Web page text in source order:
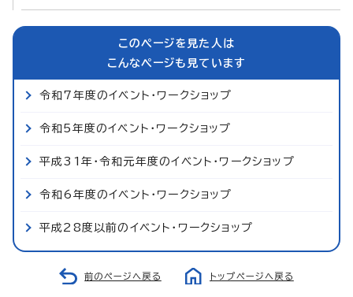
このページを見た人は
こんなページも見ています
令和7年度のイベント・ワークショップ
令和5年度のイベント・ワークショップ
平成31年・令和元年度のイベント・ワークショップ
令和6年度のイベント・ワークショップ
平成28度以前のイベント・ワークショップ
前のページへ戻る トップページへ戻る